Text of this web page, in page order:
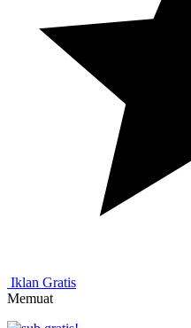
Iklan Gratis
Memuat